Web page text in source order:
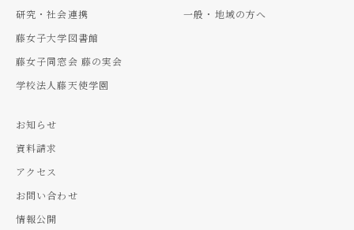
研究・社会連携
藤女子大学図書館
藤女子同窓会 藤の実会
学校法人藤天使学園
一般・地域の方へ
お知らせ
資料請求
アクセス
お問い合わせ
情報公開